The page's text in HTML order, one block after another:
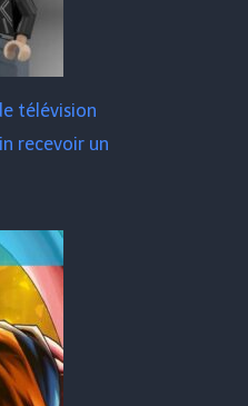
télévision
recevoir un